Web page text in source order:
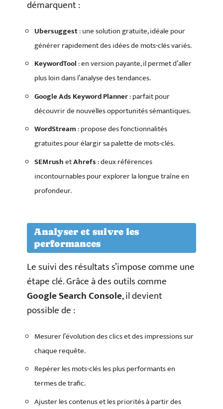
démarquent :
Ubersuggest: une solution gratuite, idéale pour
générer rapidement des idées de mots-clés variés.
KeywordTool: en version payante, il permet d’aller
plus loin dans l’analyse des tendances.
Google Ads Keyword Planner: parfait pour
découvrir de nouvelles opportunités sémantiques.
WordStream: propose des fonctionnalités
gratuites pour élargir sa palette de mots-clés.
SEMrushetAhrefs: deux références
incontournables pour explorer la longue traîne en
profondeur.
Analyser et suivre les
performances
Le suivi des résultats s’impose comme une
étape clé. Grâce à des outils comme
Google Search Console, il devient
possible de :
Mesurer l’évolution des clics et des impressions sur
chaque requête.
Repérer les mots-clés les plus performants en
termes de trafic.
Ajuster les contenus et les priorités à partir des